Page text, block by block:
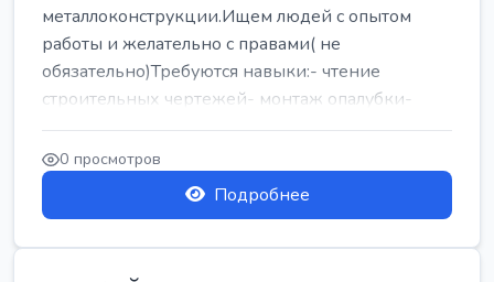
металлоконструкции.Ищем людей с опытом
работы и желательно с правами( не
обязательно)Требуются навыки:- чтение
строительных чертежей- монтаж опалубки-
армокаркасыОпл...
0 просмотров
Подробнее